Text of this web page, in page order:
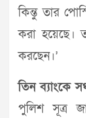
কিন্তু তার
করা হয়েছে।
করছেন।’
তিন ব্যাংকে
পুলিশ সূত্র